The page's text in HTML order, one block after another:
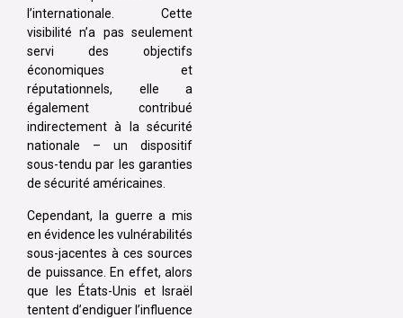
l’internationale. Cette
visibilité n’a pas seulement
servi des objectifs
économiques et
réputationnels, elle a
également contribué
indirectement à la sécurité
nationale – un dispositif
sous-tendu par les garanties
de sécurité américaines.
Cependant, la guerre a mis
en évidence les vulnérabilités
sous-jacentes à ces sources
de puissance. En effet, alors
que les États-Unis et Israël
tentent d’endiguer l’influence